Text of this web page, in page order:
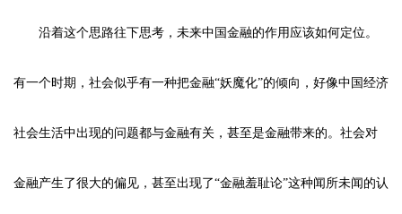
沿着这个思路往下思考，未来中国金融的作用应该如何定位。
有一个时期，社会似乎有一种把金融“妖魔化”的倾向，好像中国经济
社会生活中出现的问题都与金融有关，甚至是金融带来的。社会对
金融产生了很大的偏见，甚至出现了“金融羞耻论”这种闻所未闻的认